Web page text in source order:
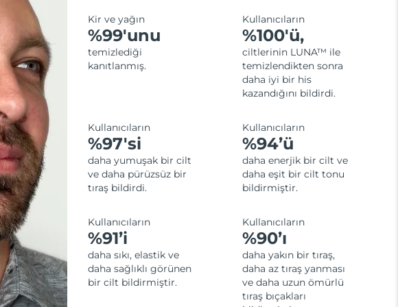
Kir ve yağın
%99'unu
temizlediği
kanıtlanmış.
Kullanıcıların
%100'ü,
ciltlerinin LUNA™ ile
temizlendikten sonra
daha iyi bir his
kazandığını bildirdi.
Kullanıcıların
%97'si
daha yumuşak bir cilt
ve daha pürüzsüz bir
tıraş bildirdi.
Kullanıcıların
%94’ü
daha enerjik bir cilt ve
daha eşit bir cilt tonu
bildirmiştir.
Kullanıcıların
%91’i
daha sıkı, elastik ve
daha sağlıklı görünen
bir cilt bildirmiştir.
Kullanıcıların
%90’ı
daha yakın bir tıraş,
daha az tıraş yanması
ve daha uzun ömürlü
tıraş bıçakları